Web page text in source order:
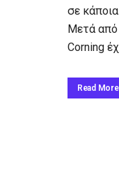
σε
Μετά από
Corning
Read More